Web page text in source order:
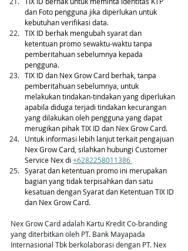
dan Foto pengguna jika diperlukan untuk
kebutuhan verifikasi data.
TIX ID berhak mengubah syarat dan
ketentuan promo sewaktu-waktu tanpa
pemberitahuan sebelumnya kepada
pengguna.
TIX ID dan Nex Grow Card berhak, tanpa
pemberitahuan sebelumnya, untuk
melakukan tindakan-tindakan yang diperlukan
apabila diduga terjadi tindakan kecurangan
yang dilakukan oleh pengguna yang dapat
merugikan pihak TIX ID dan Nex Grow Card.
Untuk informasi lebih lanjut terkait pengajuan
Nex Grow Card, silahkan hubungi Customer
Service Nex di +6282258011386
Syarat dan ketentuan promo ini merupakan
bagian yang tidak terpisahkan dan satu
kesatuan dengan Syarat dan Ketentuan TIX ID
dan Nex Grow Card.
Nex Grow Card adalah Kartu Kredit Co-branding
yang diterbitkan oleh PT. Bank Mayapada
Internasional Tbk berkolaborasi dengan PT. Nex